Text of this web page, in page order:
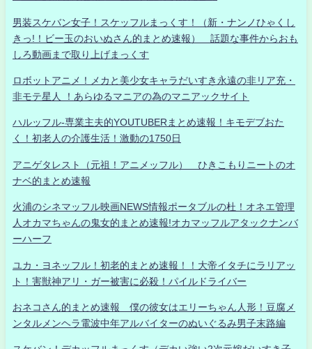
男装スケバン女子！スケッフルまっくす！（新・ナンノひゃくし
きっ!！ビー玉のおいぬさん的まとめ速報） 話題な事件からおも
しろ動画まで取り上げまっくす
ロボットアニメ！メカと美少女キャラだいすき永遠の非リア充・
非モテ星人 ！あらゆるマニアの為のマニアックサイト
ハルッフル-専業主夫的YOUTUBERまとめ速報！キモデブおた
く！初老人の介護生活！激動の1750日
アニゲタレスト（元祖！アニメッフル） ひきこもりニートのオ
ナベ的まとめ速報
火浦のシネマッフル映画NEWS情報ポータブルの杜！オネエ管理
人オカマちゃんの鬼女的まとめ速報!オカマッフルアタックナンバ
ーハーフ
ユカ・ヨネッフル！初老的まとめ速報！！大帝イタチにラリアッ
ト！害獣神アリ・ガー被害に必殺！パイルドライバー
おネコさん的まとめ速報 僕の彼女はエリーちゃん人形！豆腐メ
ンタルメンヘラ電波中年アルバイターのぬいぐるみ男子末路編